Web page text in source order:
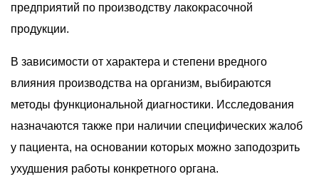
предприятий по производству лакокрасочной
продукции.
В зависимости от характера и степени вредного
влияния производства на организм, выбираются
методы функциональной диагностики. Исследования
назначаются также при наличии специфических жалоб
у пациента, на основании которых можно заподозрить
ухудшения работы конкретного органа.